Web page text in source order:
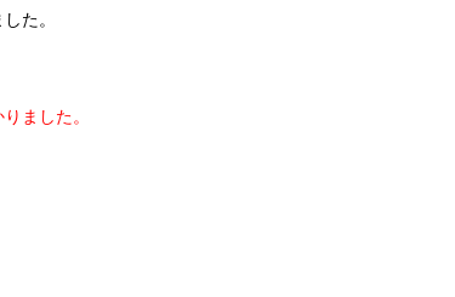
た。
ました。